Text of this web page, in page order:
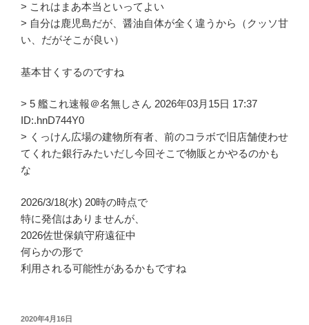
> これはまあ本当といってよい
> 自分は鹿児島だが、醤油自体が全く違うから（クッソ甘
い、だがそこが良い）
基本甘くするのですね
> 5 艦これ速報＠名無しさん 2026年03月15日 17:37
ID:.hnD744Y0
> くっけん広場の建物所有者、前のコラボで旧店舗使わせ
てくれた銀行みたいだし今回そこで物販とかやるのかも
な
2026/3/18(水) 20時の時点で
特に発信はありませんが、
2026佐世保鎮守府遠征中
何らかの形で
利用される可能性があるかもですね
投
2020年4月16日